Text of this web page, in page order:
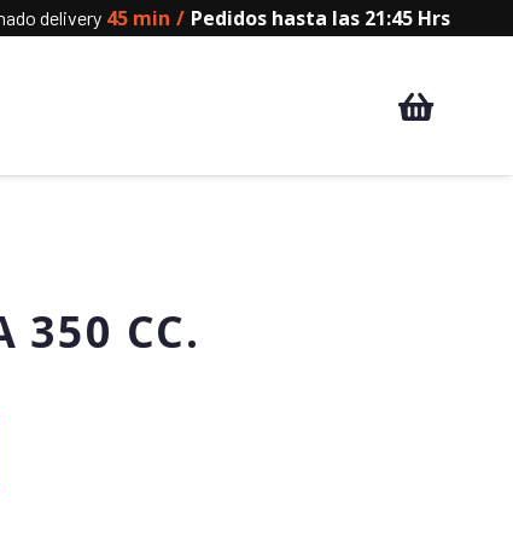
delivery 45 min / Pedidos hasta las 21:45 Hrs
350 CC.